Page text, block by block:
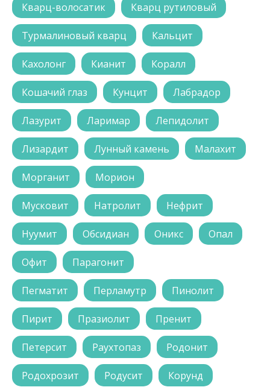
Кварц-волосатик Кварц рутиловый
Турмалиновый кварц Кальцит
Кахолонг Кианит Коралл
Кошачий глаз Кунцит Лабрадор
Лазурит Ларимар Лепидолит
Лизардит Лунный камень Малахит
Морганит Морион
Мусковит Натролит Нефрит
Нуумит Обсидиан Оникс Опал
Офит Парагонит
Пегматит Перламутр Пинолит
Пирит Празиолит Пренит
Петерсит Раухтопаз Родонит
Родохрозит Родусит Корунд